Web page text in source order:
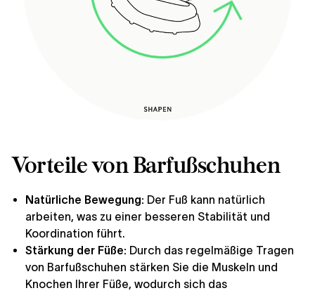
Vorteile von Barfußschuhen
Natürliche Bewegung: Der Fuß kann natürlich
arbeiten, was zu einer besseren Stabilität und
Koordination führt.
Stärkung der Füße: Durch das regelmäßige Tragen
von Barfußschuhen stärken Sie die Muskeln und
Knochen Ihrer Füße, wodurch sich das